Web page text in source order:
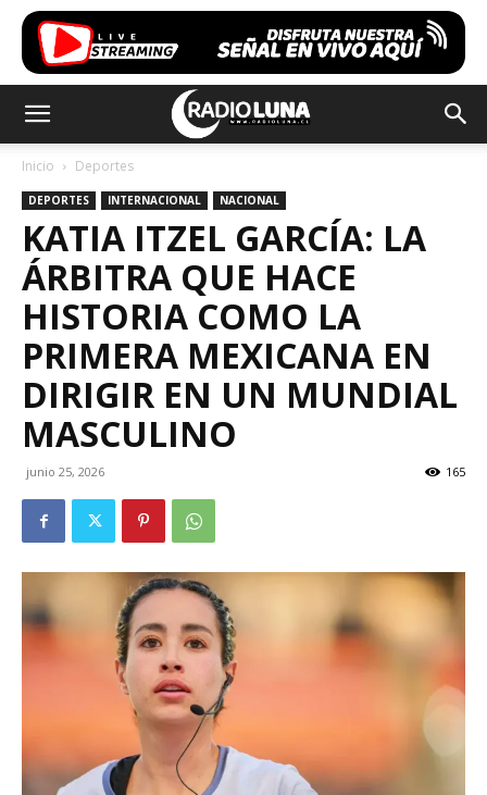
Inicio Deportes
DEPORTES INTERNACIONAL NACIONAL
KATIA ITZEL GARCÍA: LA
ÁRBITRA QUE HACE
HISTORIA COMO LA
PRIMERA MEXICANA EN
DIRIGIR EN UN MUNDIAL
MASCULINO
junio 25, 2026 165